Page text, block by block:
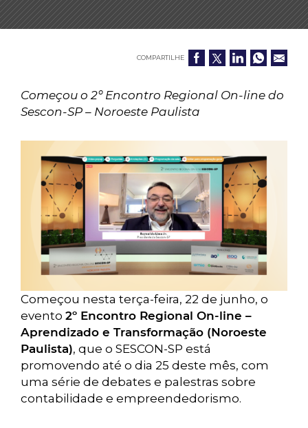
COMPARTILHE
Começou o 2º Encontro Regional On-line do
Sescon-SP – Noroeste Paulista
Começou nesta terça-feira, 22 de junho, o
evento 2º Encontro Regional On-line –
Aprendizado e Transformação (Noroeste
Paulista), que o SESCON-SP está
promovendo até o dia 25 deste mês, com
uma série de debates e palestras sobre
contabilidade e empreendedorismo.